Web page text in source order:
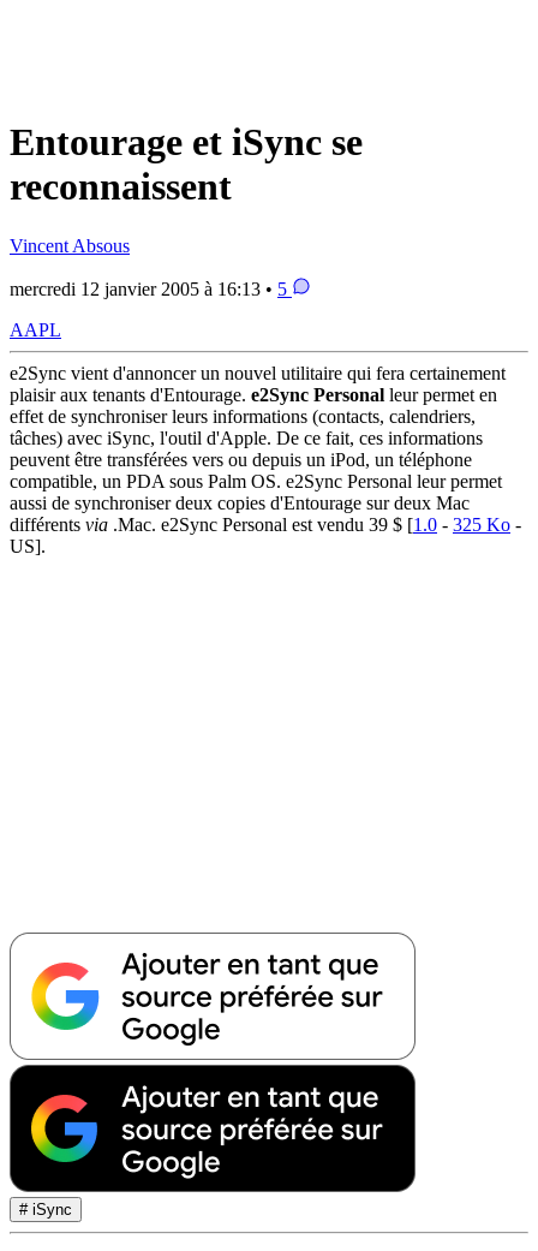
Entourage et iSync se
reconnaissent
Vincent Absous
mercredi 12 janvier 2005 à 16:13 • 5
AAPL
e2Sync vient d'annoncer un nouvel utilitaire qui fera certainement
plaisir aux tenants d'Entourage. e2Sync Personal leur permet en
effet de synchroniser leurs informations (contacts, calendriers,
tâches) avec iSync, l'outil d'Apple. De ce fait, ces informations
peuvent être transférées vers ou depuis un iPod, un téléphone
compatible, un PDA sous Palm OS. e2Sync Personal leur permet
aussi de synchroniser deux copies d'Entourage sur deux Mac
différents via .Mac. e2Sync Personal est vendu 39 $ [1.0 - 325 Ko -
US].
# iSync